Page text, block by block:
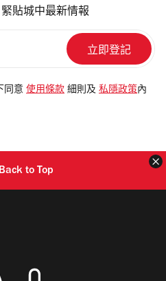
貼城中最新情報
同意 使用條款 細則及 私隱政策 內
Back to Top